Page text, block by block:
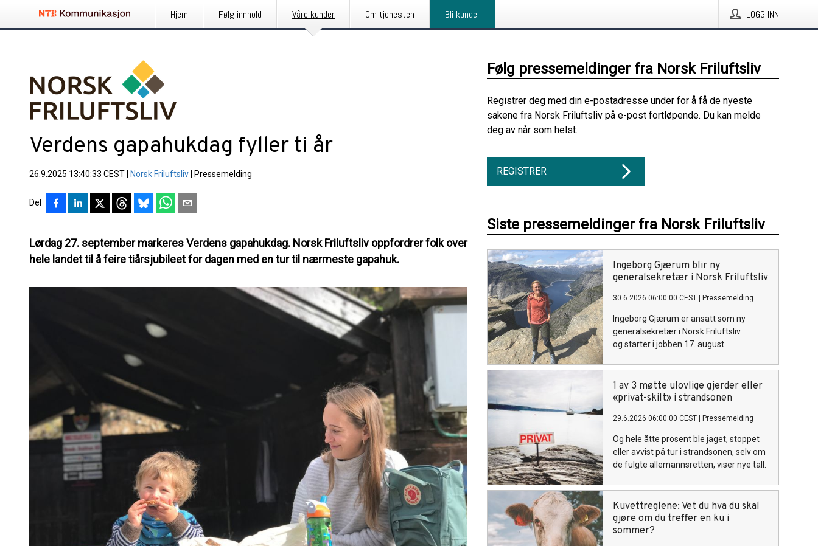
Hjem Følg innhold Våre kunder Om tjenesten Bli kunde LOGG INN
Verdens gapahukdag fyller ti år
26.9.2025 13:40:33 CEST Norsk Friluftsliv Pressemelding
Del
Lørdag 27. september markeres Verdens gapahukdag. Norsk Friluftsliv oppfordrer folk over
hele landet til å feire tiårsjubileet for dagen med en tur til nærmeste gapahuk.
Følg pressemeldinger fra Norsk Friluftsliv
Registrer deg med din e-postadresse under for å få de nyeste
sakene fra Norsk Friluftsliv på e-post fortløpende. Du kan melde
deg av når som helst.
REGISTRER
Siste pressemeldinger fra Norsk Friluftsliv
Ingeborg Gjærum blir ny
generalsekretær i Norsk Friluftsliv
30.6.2026 06:00:00 CEST Pressemelding
Ingeborg Gjærum er ansatt som ny
generalsekretær i Norsk Friluftsliv
og starter i jobben 17. august.
1 av 3 møtte ulovlige gjerder eller
«privat-skilt» i strandsonen
29.6.2026 06:00:00 CEST Pressemelding
Og hele åtte prosent ble jaget, stoppet
eller avvist på tur i strandsonen, selv om
de fulgte allemannsretten, viser nye tall.
Kuvettreglene: Vet du hva du skal
gjøre om du treffer en ku i
sommer?